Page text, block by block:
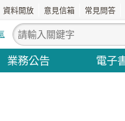
資料開放 意見信箱 常見問答
業務公告 電子